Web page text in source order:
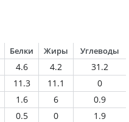
Белки Жиры Углеводы
4.6 4.2
31.2
11.3 11.1
0
1.6 6
0.9
0.5 0
1.9